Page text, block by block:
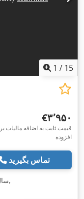
1 / 15
‎€۳٬۹۵۰
قیمت ثابت به اضافه مالیات
افزوده
تماس بگیرید
,